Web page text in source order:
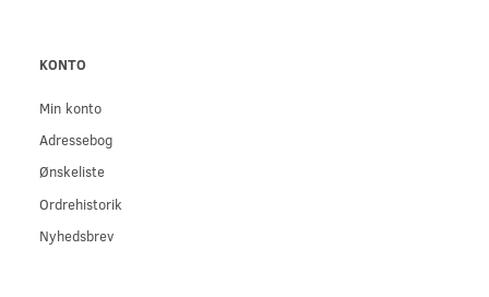
KONTO
Min konto
Adressebog
Ønskeliste
Ordrehistorik
Nyhedsbrev